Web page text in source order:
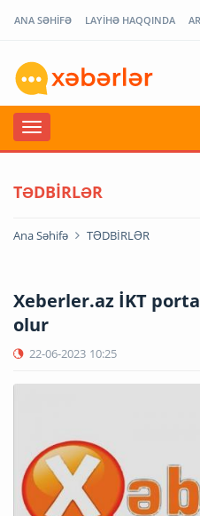
ANA SƏHİFƏ LAYİHƏ HAQQINDA
TƏDBİRLƏR
Ana Səhifə TƏDBİRLƏR
Xeberler.az İKT
olur
22-06-2023 10:25